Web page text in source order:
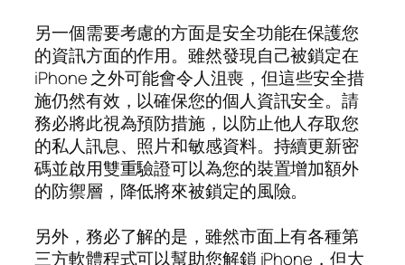
另一個需要考慮的方面是安全功能在保護您
的資訊方面的作用。雖然發現自己被鎖定在
iPhone 之外可能會令人沮喪，但這些安全措
施仍然有效，以確保您的個人資訊安全。請
務必將此視為預防措施，以防止他人存取您
的私人訊息、照片和敏感資料。持續更新密
碼並啟用雙重驗證可以為您的裝置增加額外
的防禦層，降低將來被鎖定的風險。
另外，務必了解的是，雖然市面上有各種第
三方軟體程式可以幫助您解鎖 iPhone，但大